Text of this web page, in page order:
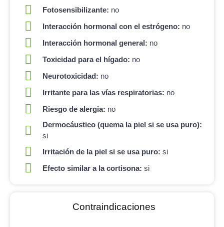
Fotosensibilizante: no
Interacción hormonal con el estrógeno: no
Interacción hormonal general: no
Toxicidad para el hígado: no
Neurotoxicidad: no
Irritante para las vías respiratorias: no
Riesgo de alergia: no
Dermocáustico (quema la piel si se usa puro):
si
Irritación de la piel si se usa puro:si
Efecto similar a la cortisona:si
Contraindicaciones